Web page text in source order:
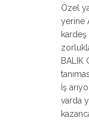
Özel
yerine
BALIK
İş
varda